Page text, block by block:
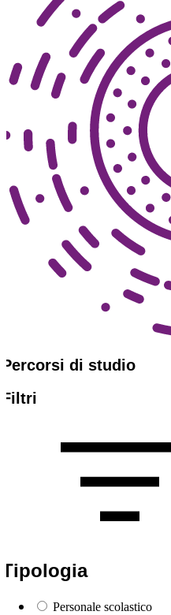
Percorsi di studio
Filtri
Tipologia
Personale scolastico